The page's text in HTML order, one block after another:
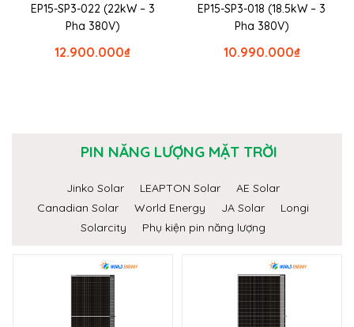
EP15-SP3-022 (22kW – 3
Pha 380V)
₫
12.900.000
EP15-SP3-018 (18.5kW – 3
Pha 380V)
₫
10.990.000
PIN NĂNG LƯỢNG MẶT TRỜI
Jinko Solar LEAPTON Solar
AE Solar
Canadian Solar
World Energy JA Solar
Longi
Solarcity
Phụ kiện pin năng lượng